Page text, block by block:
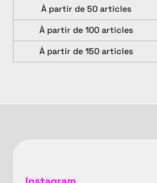
À partir de 50 articles
À partir de 100 articles
À partir de 150 articles